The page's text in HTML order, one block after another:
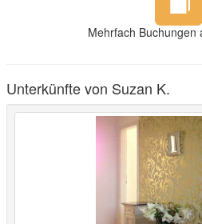
Mehrfach Buchungen
Unterkünfte von Suzan K.